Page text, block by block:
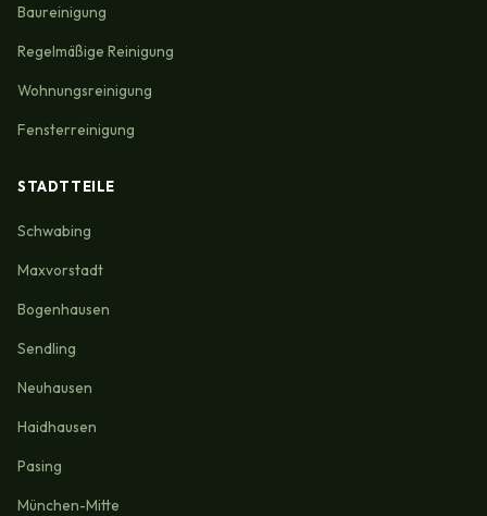
Baureinigung
Regelmäßige Reinigung
Wohnungsreinigung
Fensterreinigung
STADTTEILE
Schwabing
Maxvorstadt
Bogenhausen
Sendling
Neuhausen
Haidhausen
Pasing
München-Mitte